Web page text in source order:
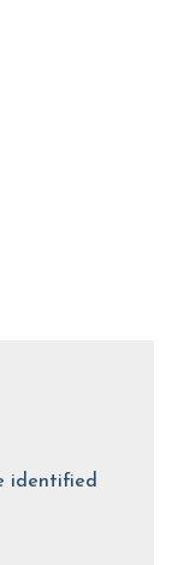
identified